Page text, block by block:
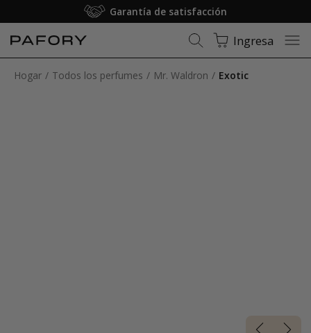
Garantía de satisfacción
Ingresa
Hogar Todos los perfumes Mr. Waldron Exotic